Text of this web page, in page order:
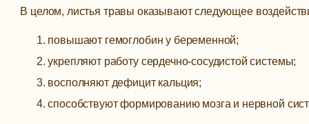
В целом, листья травы оказывают следующее
повышают гемоглобин у беременной;
укрепляют работу сердечно-сосудистой системы;
восполняют дефицит кальция;
способствуют формированию мозга и нервной